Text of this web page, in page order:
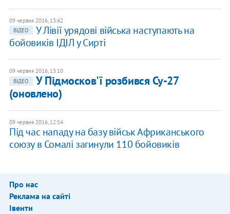
09 червня 2016, 13:42
ВІДЕО
У Лівії урядові війська наступають на
бойовиків ІДІЛ у Сирті
09 червня 2016, 13:10
ВІДЕО
У Підмосков'ї розбився Су-27
(оновлено)
09 червня 2016, 12:54
Під час нападу на базу військ Африканського
союзу в Сомалі загинули 110 бойовиків
Про нас
Реклама на сайті
Івенти